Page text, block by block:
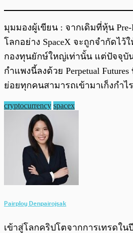
มุมมองผู้เขียน : จากเดิมที่หุ้น
โลกอย่าง SpaceX จะถูกจำกัดไว้
กองทุนยักษ์ใหญ่เท่านั้น แต่ปัจจุบั
กำแพงนี้ลงด้วย Perpetual
ย่อยทุกคนสามารถเข้ามาเก็งกำไ
cryptocurrency spacex
Pairploy Denpairojsak
เข้าสู่โลกคริปโตจากการเทรดใน